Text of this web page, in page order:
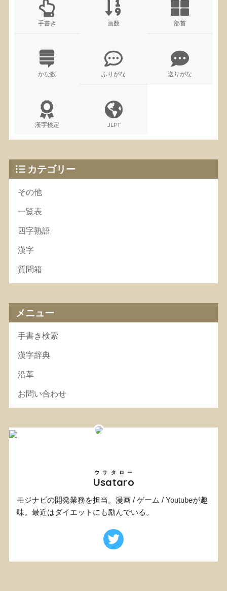
手書き 画数 部首
かな数 ふりがな 送りがな
漢字検定 JLPT
カテゴリー
その他
一覧表
四字熟語
漢字
質問箱
メニュー
手書き検索
漢字辞典
沿革
お問い合わせ
Usataro
ウサタロー
モジナビの開発業務を担当。漫画 / ゲーム / Youtubeが趣
味。最近はダイエットにも励んでいる。